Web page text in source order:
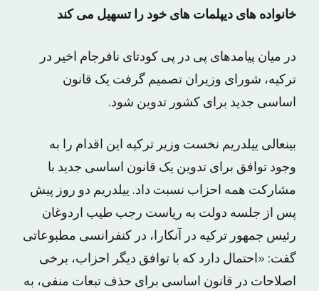
خانواده های دیپلمات های خود را تسهیل می کند
در میان پیامدهای پی در پی کودتای نافرجام اخیر در
ترکیه، شورای وزیران تصمیم گرفت یک قانون
اساسی جدید برای کشور تدوین شود.
بینعالی ییلدریم نخست وزیر ترکیه این اقدام را به
وجود توافق برای تدوین یک قانون اساسی جدید با
مشارکت همه احزاب نسبت داد. ییلدریم دو روز پیش
پس از جلسه دولت به ریاست رجب طیب اردوغان
رئیس جمهور ترکیه در آنکارا، در کنفرانسی مطبوعاتی
گفت: «احتمال دارد که با توافق دیگر احزاب، برخی
اصلاحات در قانون اساسی برای حذف تبعات منفی، به